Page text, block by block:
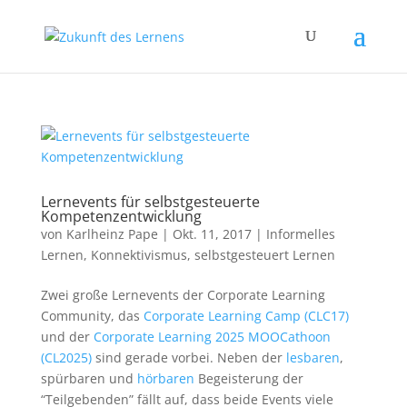
Lernevents für selbstgesteuerte
Kompetenzentwicklung
von Karlheinz Pape | Okt. 11, 2017| Informelles
Lernen, Konnektivismus, selbstgesteuert Lernen
Zwei große Lernevents der Corporate Learning
Community, das Corporate Learning Camp (CLC17)
und der Corporate Learning 2025 MOOCathoon
(CL2025)sind gerade vorbei. Neben der lesbaren,
spürbaren und hörbaren Begeisterung der
“Teilgebenden” fällt auf, dass beide Events viele